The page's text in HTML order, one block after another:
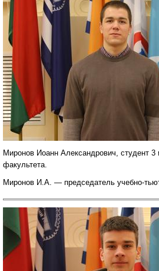
Миронов Иоанн Александрович, студент 3
факультета.
Миронов И.А. — председатель учебно-